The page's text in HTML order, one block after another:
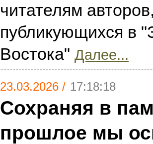
читателям
публикующихся в
Востока" Далее...
23.03.2026 / 17:18:18
Сохраняя в
прошлое мы